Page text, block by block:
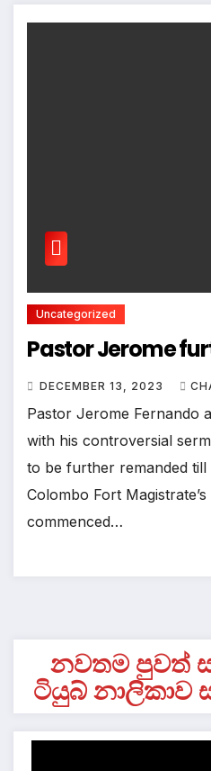
Uncategorized
Pastor Jerome
DECEMBER 13, 2023
Pastor Jerome Fernando
with his controversial
to be further remanded
Colombo Fort
commenced…
නවතම පුවත්
ටියුබ් නාලිකාව